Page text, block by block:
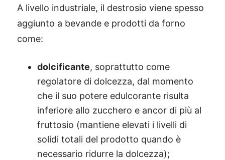
A livello industriale, il destrosio viene spesso
aggiunto a bevande e prodotti da forno
come:
dolcificante, soprattutto come
regolatore di dolcezza, dal momento
che il suo potere edulcorante risulta
inferiore allo zucchero e ancor di più al
fruttosio (mantiene elevati i livelli di
solidi totali del prodotto quando è
necessario ridurre la dolcezza);